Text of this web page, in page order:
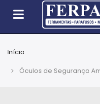
Início
Óculos de Segurança